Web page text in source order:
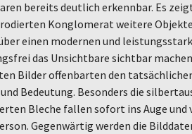
bereits deutlich erkennbar. Es
Konglomerat weitere Objekte
einen modernen und
das Unsichtbare sichtbar
Bilder offenbarten den
Bedeutung. Besonders die
Bleche fallen sofort ins Auge und
Gegenwärtig werden die